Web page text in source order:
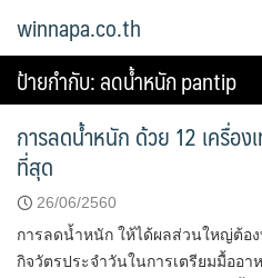
winnapa.co.th
ป้ายกำกับ:ลดน้ําหนัก pantip
การลดน้ำหนัก ด้วย 12 เครื่อง
ที่สุด
26/06/2560
การลดน้ำหนัก ให้ได้ผลส่วนใหญ่ต้อ
กิจวัตรประจำวันในการเตรียมมื้ออ